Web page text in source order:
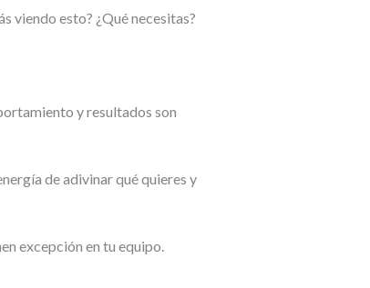
viendo esto? ¿Qué necesitas?
y resultados son
de adivinar qué quieres y
excepción en tu equipo.